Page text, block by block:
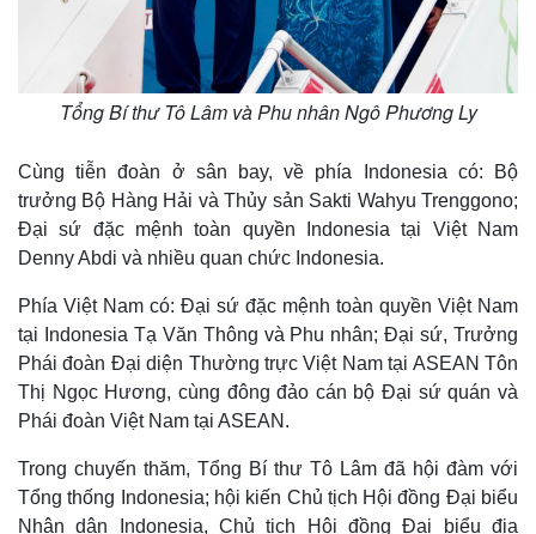
Thế giới
Quan sát
Cuộc sống đó đây
Hồ sơ
Multimedia
Video
Ảnh
Tổng Bí thư Tô Lâm và Phu nhân Ngô Phương Ly
Cùng tiễn đoàn ở sân bay, về phía Indonesia có: Bộ
trưởng Bộ Hàng Hải và Thủy sản Sakti Wahyu Trenggono;
Đại sứ đặc mệnh toàn quyền Indonesia tại Việt Nam
Denny Abdi và nhiều quan chức Indonesia.
Phía Việt Nam có: Đại sứ đặc mệnh toàn quyền Việt Nam
tại Indonesia Tạ Văn Thông và Phu nhân; Đại sứ, Trưởng
Phái đoàn Đại diện Thường trực Việt Nam tại ASEAN Tôn
Thị Ngọc Hương, cùng đông đảo cán bộ Đại sứ quán và
Phái đoàn Việt Nam tại ASEAN.
Trong chuyến thăm, Tổng Bí thư Tô Lâm đã hội đàm với
Tổng thống Indonesia; hội kiến Chủ tịch Hội đồng Đại biểu
Nhân dân Indonesia, Chủ tịch Hội đồng Đại biểu địa